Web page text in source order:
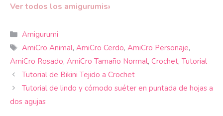
Ver todos los amigurumis›
Categorías
Amigurumi
Etiquetas
AmiCro Animal, AmiCro Cerdo, AmiCro Personaje,
AmiCro Rosado, AmiCro Tamaño Normal, Crochet, Tutorial
Tutorial de Bikini Tejido a Crochet
Tutorial de lindo y cómodo suéter en puntada de hojas a
dos agujas